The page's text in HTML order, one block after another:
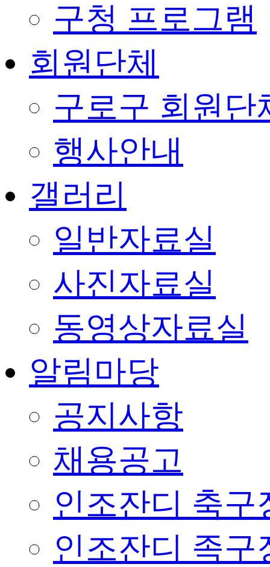
구청 프로그램
회원단체
구로구 회원단
행사안내
갤러리
일반자료실
사진자료실
동영상자료실
알림마당
공지사항
채용공고
인조잔디 축구
인조잔디 족구